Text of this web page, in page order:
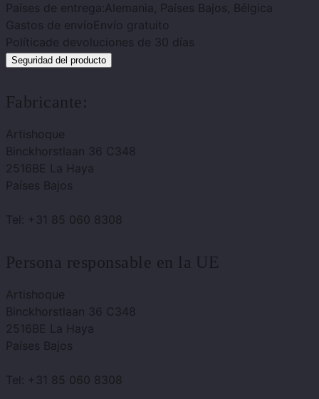
Países de entrega:Alemania, Países Bajos, Bélgica
Gastos de envío Envío gratuito
Políticade devoluciones de 30 días
Seguridad del producto
Fabricante:
Artishoque
Binckhorstlaan 36 C348
2516BE La Haya
Países Bajos
Tel: +31 85 060 8308
Persona responsable en la UE
Artishoque
Binckhorstlaan 36 C348
2516BE La Haya
Países Bajos
Tel: +31 85 060 8308